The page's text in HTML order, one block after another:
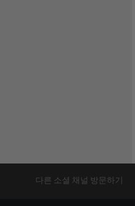
다른 소셜 채널 방문하기